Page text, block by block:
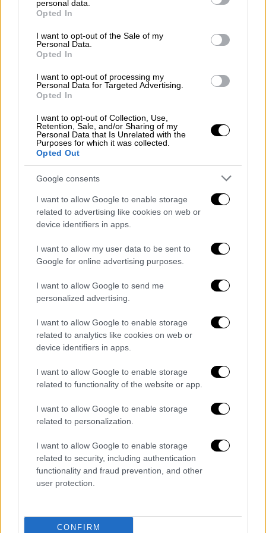
grant or deny consent to Google and its third-party tags to
use your data for below specified purposes in below Google
consent section.
personal data.
Opted In
I want to opt-out of the Sale of my
Personal Data.
Opted In
I want to opt-out of processing my
Personal Data for Targeted Advertising.
Opted In
I want to opt-out of Collection, Use,
Retention, Sale, and/or Sharing of my
Personal Data that Is Unrelated with the
Purposes for which it was collected.
Opted Out
Google consents
I want to allow Google to enable storage
related to advertising like cookies on web or
device identifiers in apps.
I want to allow my user data to be sent to
Google for online advertising purposes.
I want to allow Google to send me
personalized advertising.
I want to allow Google to enable storage
related to analytics like cookies on web or
device identifiers in apps.
I want to allow Google to enable storage
related to functionality of the website or app.
I want to allow Google to enable storage
related to personalization.
I want to allow Google to enable storage
related to security, including authentication
functionality and fraud prevention, and other
user protection.
CONFIRM
Η σειρά που ακολουθούν τα ποιήματα αυτά
των Ελλήνων ποιητών, σχηματίζει έναν
αδιάσπαστο κύκλο τραγουδιών
σαν τους εσπερινούς Αγίων σ' ερημοκκλήσια
μακρινά, με την συμμετοχή φανταστικών
Είναι μια λιτανεία περίεργη όμως και τόσο
φυσική, στην εσωτερική κι απόκρυφη ζωή
...Ο Μεγάλος Ερωτικός είναι
μια σειρά από
λαϊκά τραγούδια, που γράφτηκαν πρώτ' απ'
όλα για να επικοινωνήσω εγώ ο ίδιος με όλα
τα ελληνικά πρόσωπα που αγαπώ βαθειά,
αυτά που γνώρισα, αυτά που θα γνωρίσω κι
αυτά που δεν θα μπορέσω ποτές μου να
με την ψυχή του τόπου μου σε μια
λειτουργία αθάνατη, ερωτική κι ελληνική».
«Εσπερινός, σημαίνει ευλάβεια Ήλιου, καθώς
γυρίζει ευαίσθητος μέσα στην πόλη, γεμάτος
γέρνει στο πλάι ν’ αποκοιμηθεί, αφήνοντας
τριγύρω του ηχώ φωτός, αποκαλυπτικές
διαθέσεις και μια λεπτότατη ευωδιά αγάπης.
Με Δεκαπέντε Εσπερινούς συλλέγω την
σκορπισμένη ευαισθησία μου και σας την
παραδίδω έτσι όπως γεννήθηκε, στ’ αληθινό
της βάθρο, εκεί που οι έμποροι δε θα
μπορούν να της χαλάν την όψη. Όλοι οι
αρχίζει τώρα να μετράει τον κόσμο».